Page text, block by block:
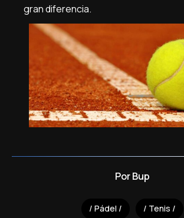
gran diferencia.
PorBup
Pádel Tenis